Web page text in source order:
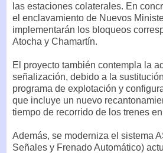
las estaciones colaterales. En
el enclavamiento de Nuevos
implementarán los bloqueos
Atocha y Chamartín.
El proyecto también contempla la
señalización, debido a la
programa de explotación y
que incluye un nuevo
tiempo de recorrido de los trenes
Además, se moderniza el sistema
Señales y Frenado Automático)